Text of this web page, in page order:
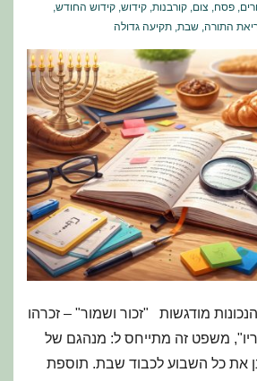
, פסח, צום, קורבנות, קידוש, קידוש החודש,
התורה, שבת, תקיעה גדולה
מודגשות "זכור ושמור" – זכרהו
משפט זה מתייחס ל: מנהגם של
את כל השבוע לכבוד שבת. תוספת